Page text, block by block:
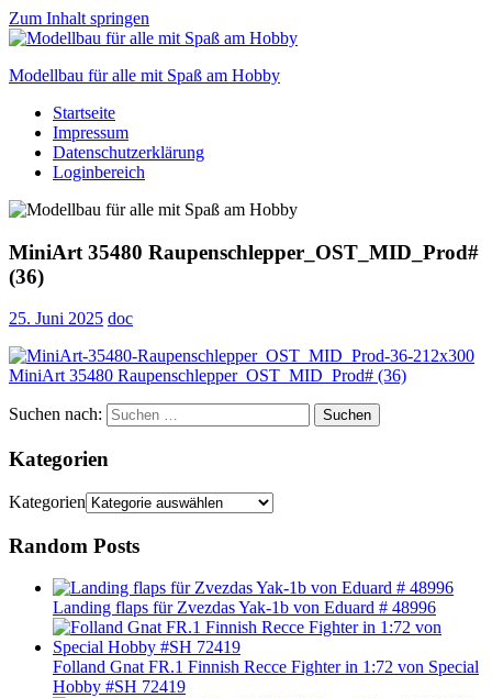
Zum Inhalt springen
Modellbau für alle mit Spaß am Hobby
Scale
modelling
to
Startseite
Impressum
Datenschutzerklärung
Loginbereich
MiniArt 35480 Raupenschlepper_OST_MID_Prod#
(36)
25. Juni 2025 doc
Suchen nach: Suchen
Kategorien
Kategorien
Random Posts
Landing flaps für Zvezdas Yak-1b von Eduard # 48996
Folland Gnat FR.1 Finnish Recce Fighter in 1:72 von Special
Hobby #SH 72419